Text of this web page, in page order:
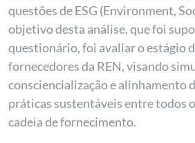
questões de ESG (Environment,
objetivo desta análise, que foi
questionário, foi avaliar o estágio
fornecedores da REN, visando
consciencialização e alinhamento
práticas sustentáveis entre todos
cadeia de fornecimento.